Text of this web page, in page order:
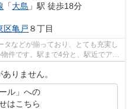
「大島 」駅 徒歩18分
区亀戸 ８丁目
などが揃っており、とても充実し
件です。駅まで4分と、駅近でアク
りません。
ル」への
はこちら